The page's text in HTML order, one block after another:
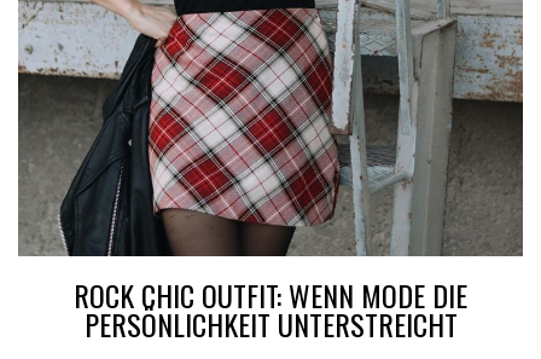
ROCK CHIC OUTFIT: WENN MODE DIE
PERSÖNLICHKEIT UNTERSTREICHT